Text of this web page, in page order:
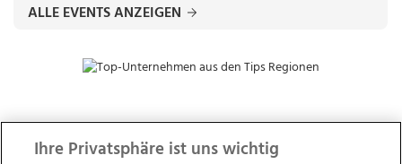
ALLE EVENTS ANZEIGEN
ZUR NACHRICHTENÜBERSICHT
Ihre Privatsphäre ist uns wichtig